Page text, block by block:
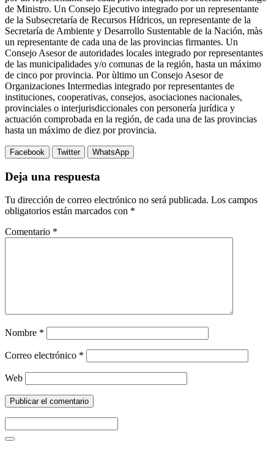
de Ministro. Un Consejo Ejecutivo integrado por un representante
de la Subsecretaría de Recursos Hídricos, un representante de la
Secretaría de Ambiente y Desarrollo Sustentable de la Nación, màs
un representante de cada una de las provincias firmantes. Un
Consejo Asesor de autoridades locales integrado por representantes
de las municipalidades y/o comunas de la región, hasta un máximo
de cinco por provincia. Por ùltimo un Consejo Asesor de
Organizaciones Intermedias integrado por representantes de
instituciones, cooperativas, consejos, asociaciones nacionales,
provinciales o interjurisdiccionales con personería jurídica y
actuación comprobada en la región, de cada una de las provincias
hasta un máximo de diez por provincia.
Facebook Twitter WhatsApp
Deja una respuesta
Tu dirección de correo electrónico no será publicada. Los campos
obligatorios están marcados con *
Comentario *
Nombre *
Correo electrónico *
Web